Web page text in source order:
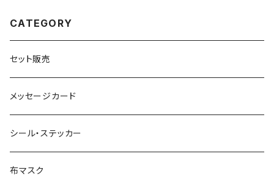
CATEGORY
セット販売
メッセージカード
シール・ステッカー
布マスク